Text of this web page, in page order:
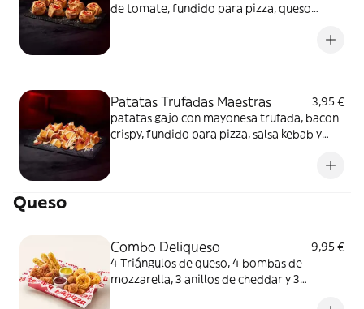
de tomate, fundido para pizza, queso
Patatas Trufadas Maestras
3,95 €
patatas gajo con mayonesa trufada, bacon
crispy, fundido para pizza, salsa kebab y
Queso
Combo Deliqueso
9,95 €
4 Triángulos de queso, 4 bombas de
mozzarella, 3 anillos de cheddar y 3